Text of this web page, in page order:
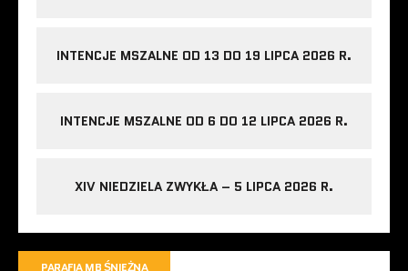
INTENCJE MSZALNE OD 13 DO 19 LIPCA 2026 R.
INTENCJE MSZALNE OD 6 DO 12 LIPCA 2026 R.
XIV NIEDZIELA ZWYKŁA – 5 LIPCA 2026 R.
PARAFIA MB ŚNIEŻNA